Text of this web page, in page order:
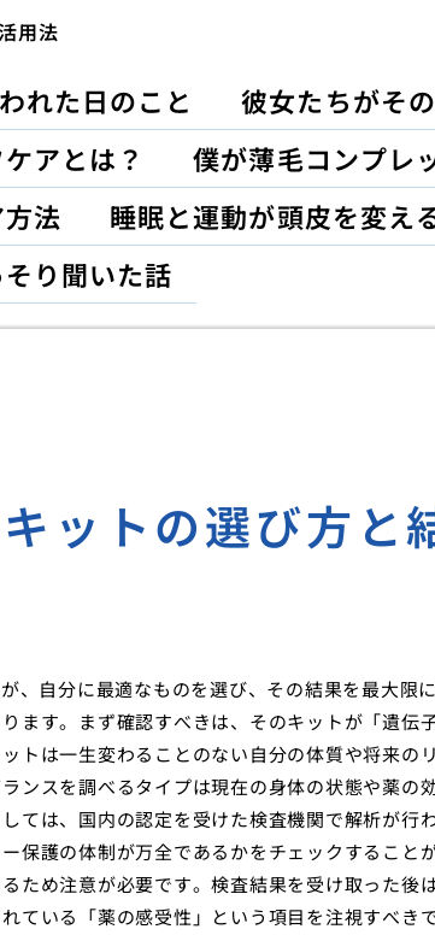
用法
れた日のこと
彼女たちがそ
アとは？
僕が薄毛コンプレ
法
睡眠と運動が頭皮を変え
り聞いた話
ットの選び方と
、自分に最適なものを選び、その結果を最大限
ます。まず確認すべきは、そのキットが「遺伝
トは一生変わることのない自分の体質や将来の
ンスを調べるタイプは現在の身体の状態や薬の
ては、国内の認定を受けた検査機関で解析が行わ
護の体制が万全であるかをチェックすることが
ため注意が必要です。検査結果を受け取った後
ている「薬の感受性」という項目を注視すべき